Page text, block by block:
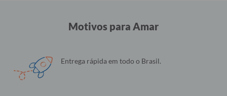
Motivos para Amar
Entrega rápida em todo o Brasil.